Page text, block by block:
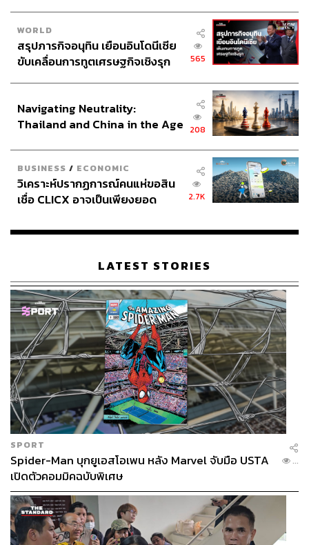
WORLD
สรุปภารกิจอนุทิน เยือนอินโดนีเซีย
ขับเคลื่อนการทูตเศรษฐกิจเชิงรุก
565
Navigating Neutrality:
Thailand and China in the Age
208
BUSINESS / ECONOMIC
วิเคราะห์ปรากฏการณ์คนแห่ขอสิน
เชื่อ CLICX อาจเป็นเพียงยอด
เรือนไทยที่ถูกซุกไว้
2.7K
LATEST STORIES
SPORT
Spider-Man บุกยูเอสโอเพน หลัง Marvel จับมือ USTA
เปิดตัวคอมมิคฉบับพิเศษ
...